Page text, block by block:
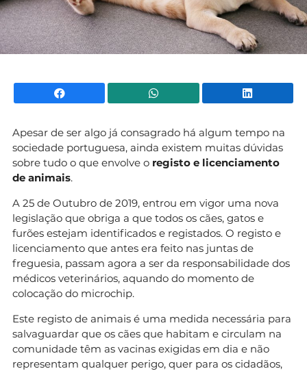
Facebook WhatsApp
Apesar de ser algo já consagrado há algum tempo na
sociedade portuguesa, ainda existem muitas dúvidas
sobre tudo o que envolve o registo e licenciamento
de animais.
A 25 de Outubro de 2019, entrou em vigor uma nova
legislação que obriga a que todos os cães, gatos e
furões estejam identificados e registados. O registo e
licenciamento que antes era feito nas juntas de
freguesia, passam agora a ser da responsabilidade dos
médicos veterinários, aquando do momento de
colocação do microchip.
Este registo de animais é uma medida necessária para
salvaguardar que os cães que habitam e circulam na
comunidade têm as vacinas exigidas em dia e não
representam qualquer perigo, quer para os cidadãos,